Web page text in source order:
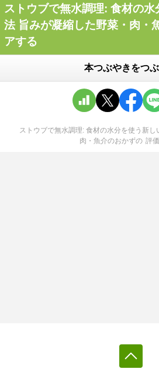
ストウブで無水調理: 食材の
法 旨みが凝縮した野菜・肉・
アする
本つぶやきをつぶ
ストウブで無水調理: 食材の水分を使う新し
肉・魚介のおかずの 評価